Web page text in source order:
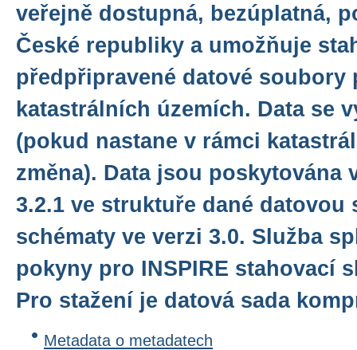
veřejně dostupná, bezúplatná,
České republiky a umožňuje
předpřipravené datové soubory
katastrálních územích. Data se
(pokud nastane v rámci
změna). Data jsou poskytována
3.2.1 ve struktuře dané datovou
schématy ve verzi 3.0. Služba
pokyny pro INSPIRE stahovací
Pro stažení je datová sada
Metadata o metadatech